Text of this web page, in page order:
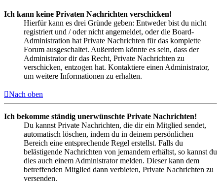
Ich kann keine Privaten Nachrichten verschicken!
Hierfür kann es drei Gründe geben: Entweder bist du nicht
registriert und / oder nicht angemeldet, oder die Board-
Administration hat Private Nachrichten für das komplette
Forum ausgeschaltet. Außerdem könnte es sein, dass der
Administrator dir das Recht, Private Nachrichten zu
verschicken, entzogen hat. Kontaktiere einen Administrator,
um weitere Informationen zu erhalten.
Nach oben
Ich bekomme ständig unerwünschte Private Nachrichten!
Du kannst Private Nachrichten, die dir ein Mitglied sendet,
automatisch löschen, indem du in deinem persönlichen
Bereich eine entsprechende Regel erstellst. Falls du
belästigende Nachrichten von jemandem erhältst, so kannst du
dies auch einem Administrator melden. Dieser kann dem
betreffenden Mitglied dann verbieten, Private Nachrichten zu
versenden.